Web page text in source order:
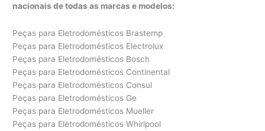
nacionais de todas as marcas e modelos:
Peças para Eletrodomésticos Brastemp
Peças para Eletrodomésticos Electrolux
Peças para Eletrodomésticos Bosch
Peças para Eletrodomésticos Continental
Peças para Eletrodomésticos Consul
Peças para Eletrodomésticos Ge
Peças para Eletrodomésticos Mueller
Peças para Eletrodomésticos Whirlpool